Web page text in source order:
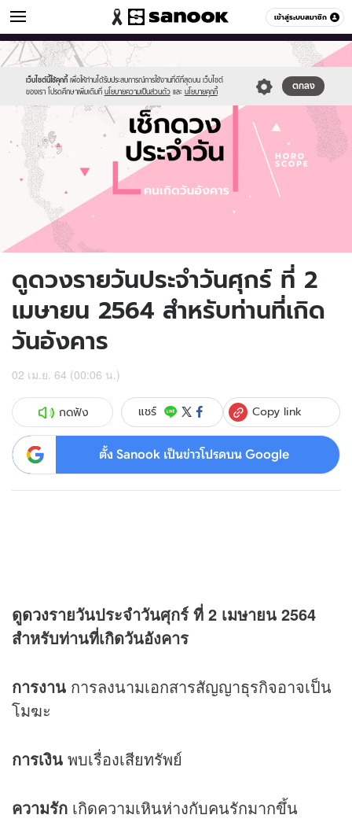
เข้าสู่ระบบสมาชิก
ดูดวง หมวดอื่นๆ
เว็บไซต์นี้ใช้คุกกี้ เพื่อให้ท่านได้รับประสบการณ์การใช้งานที่ดีที่สุดบน เว็บไซต์
ของเรา โปรดศึกษาเพิ่มเติมที่ นโยบายความเป็นส่วนตัว และ นโยบายคุกกี้
ตกลง
Sanook
//s.isanook.com/sr/0/images/logo-
new-
sanook.png
600
60
//s.isanook.com/ho/0/ud/fxd/day/daily-
horoscope-
tuesday.jpg
ดูดวงรายวันประจำวันศุกร์ ที่ 2
เมษายน 2564 สำหรับท่านที่เกิด
วันอังคาร
02 เม.ย. 64 (00:06 น.)
กดฟัง แชร์ Copy link
ตั้ง Sanook เป็นข่าวโปรดบน Google
ดูดวงรายวันประจำวันศุกร์ ที่ 2 เมษายน 2564
สำหรับท่านที่เกิดวันอังคาร
การงาน การลงนามเอกสารสัญญาธุรกิจอาจเป็น
โมฆะ
การเงิน พบเรื่องเสียทรัพย์
ความรัก เกิดความเหินห่างกับคนรักมากขึ้น